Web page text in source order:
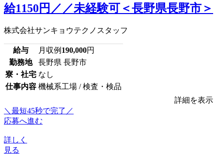
給1150円／／未経験可＜長野県長野市＞
株式会社サンキョウテクノスタッフ
給与 月収例 190,000円
勤務地
長野県 長野市
寮・社宅 なし
仕事内容 機械系工場 / 検査・検品
詳細を表示
＼最短45秒で完了／
応募へ進む
詳しく
見る